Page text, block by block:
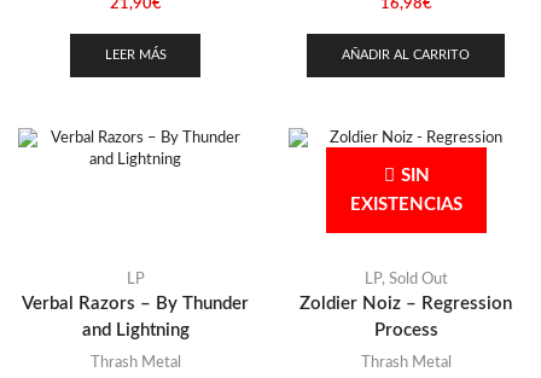
21,90€
LEER MÁS
16,98€
AÑADIR AL CARRITO
LP
Verbal Razors – By Thunder
and Lightning
Thrash Metal
SIN
EXISTENCIAS
LP, Sold Out
Zoldier Noiz – Regression
Process
Thrash Metal